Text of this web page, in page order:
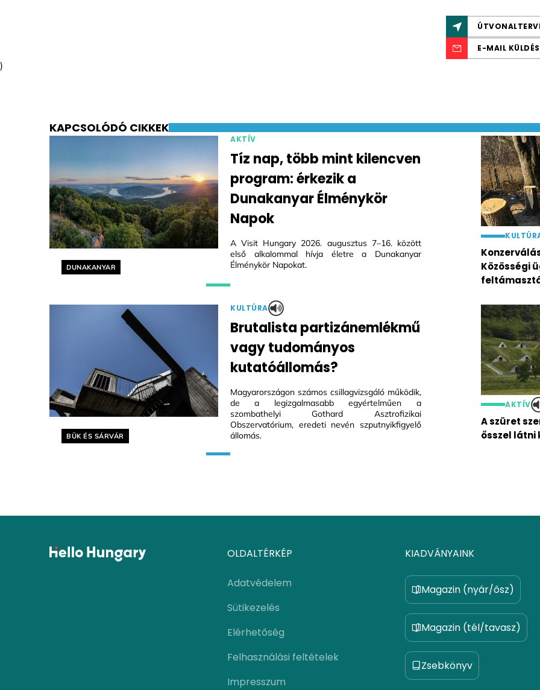
E-MAIL
)
KAPCSOLÓDÓ CIKKEK
Helyszín címkék:
DUNAKANYAR
AKTÍV
Tíz nap, több mint kilencven
program: érkezik a
Dunakanyar Élménykör
Napok
A Visit Hungary 2026. augusztus 7–16. között
első alkalommal hívja életre a Dunakanyar
Élménykör Napokat.
Közösségi
Helyszín címkék:
BÜK ÉS SÁRVÁR
KULTÚRA
Brutalista partizánemlékmű
vagy tudományos
kutatóállomás?
Magyarországon számos csillagvizsgáló működik,
de a legizgalmasabb egyértelműen a
szombathelyi Gothard Asztrofizikai
Obszervatórium, eredeti nevén szputnyikfigyelő
állomás.
AKTÍV
A szüret
ősszel látni
OLDALTÉRKÉP
Adatvédelem
Sütikezelés
Elérhetőség
Felhasználási feltételek
Impresszum
KIADVÁNYAINK
Magazin (nyár/ősz)
Magazin (tél/tavasz)
Zsebkönyv